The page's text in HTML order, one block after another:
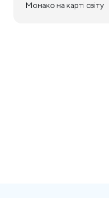
Монако на карті світу